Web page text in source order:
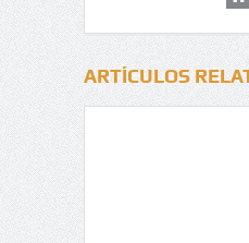
ARTÍCULOS